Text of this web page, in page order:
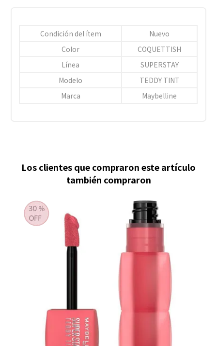
Condición del ítem
Nuevo
Color
COQUETTISH
Línea
SUPERSTAY
Modelo
TEDDY TINT
Marca
Maybelline
Los clientes que compraron este artículo
también compraron